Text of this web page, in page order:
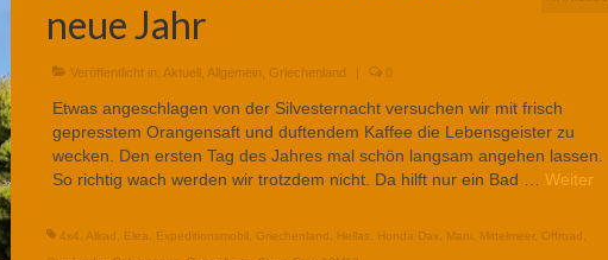
neue Jahr
Veröffentlicht in: Aktuell Allgemein Griechenland 0
Etwas angeschlagen von der Silvesternacht versuchen wir mit frisch
gepresstem Orangensaft und duftendem Kaffee die Lebensgeister zu
wecken. Den ersten Tag des Jahres mal schön langsam angehen lassen.
So richtig wach werden wir trotzdem nicht. Da hilft nur ein Bad … Weiter
4x4, Allrad, Elea, Expeditionsmobil , Griechenland, Hellas, Honda Dax, Mani , Mittelmeer, Offroad,